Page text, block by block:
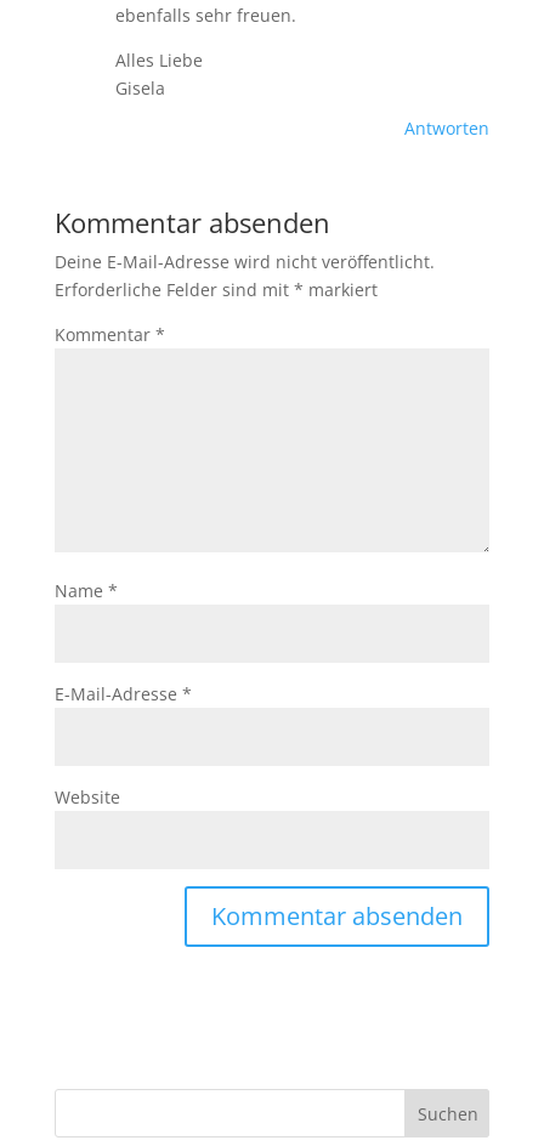
ebenfalls sehr freuen.
Alles Liebe
Gisela
Antworten
Kommentar absenden
Deine E-Mail-Adresse wird nicht veröffentlicht.
Erforderliche Felder sind mit * markiert
Kommentar *
Name *
E-Mail-Adresse *
Website